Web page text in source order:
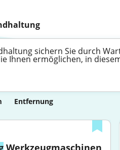
sichern Sie durch
Ihnen ermöglichen, in
Entfernung
Werkzeugmaschinen